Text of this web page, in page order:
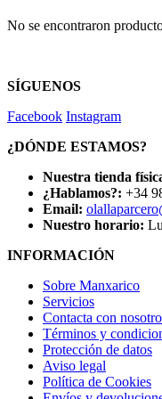
No se encontraron
SÍGUENOS
Facebook Instagram
¿DÓNDE ESTAMOS?
Nuestra tienda
¿Hablamos?: +34
Email:
Nuestro horario:
INFORMACIÓN
Sobre Manxarico
Servicios
Contacta con
Términos y
Protección de datos
Aviso legal
Política de Cookies